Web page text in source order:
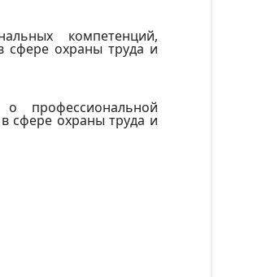
компетенций,
сфере охраны труда и
профессиональной
сфере охраны труда и